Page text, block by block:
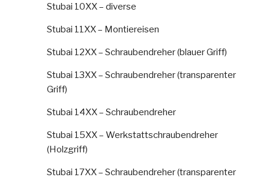
Stubai 10XX – diverse
Stubai 11XX – Montiereisen
Stubai 12XX – Schraubendreher (blauer Griff)
Stubai 13XX – Schraubendreher (transparenter
Griff)
Stubai 14XX – Schraubendreher
Stubai 15XX – Werkstattschraubendreher
(Holzgriff)
Stubai 17XX – Schraubendreher (transparenter